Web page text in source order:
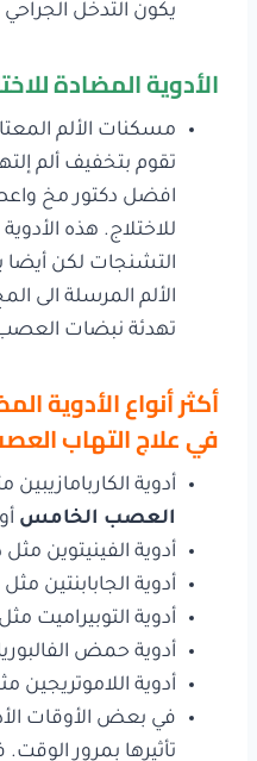
يكون التدخل
الأدوية المضادة
مسكنات الألم
تقوم بتخفيف ألم
افضل دكتور مخ
للاختلاج. هذه
التشنجات لكن أيضا
الألم المرسلة الى
تهدئة نبضات
أكثر أنواع الأدوية
في علاج التهاب
أدوية الكاربامازيبين
العصب الخامس
أدوية الفينيتوين مثل
أدوية الجابابنتين
أدوية التوبيراميت
أدوية حمض
أدوية اللاموتريجين
في بعض الأوقات
تأثيرها بمرور